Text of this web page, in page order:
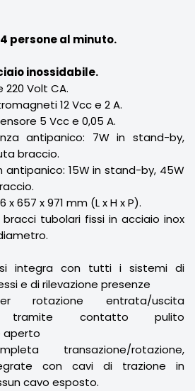
persone al minuto.
inossidabile.
Volt CA.
12 Vcc e 2 A.
5 Vcc e 0,05 A.
antipanico: 7W in stand-by,
braccio.
antipanico: 15W in stand-by, 45W
x 657 x 971 mm (L x H x P).
tubolari fissi in acciaio inox
si integra con tutti i sistemi di
e di rilevazione presenze
rotazione entrata/uscita
tramite contatto pulito
aperto
transazione/rotazione,
con cavi di trazione in
cavo esposto.